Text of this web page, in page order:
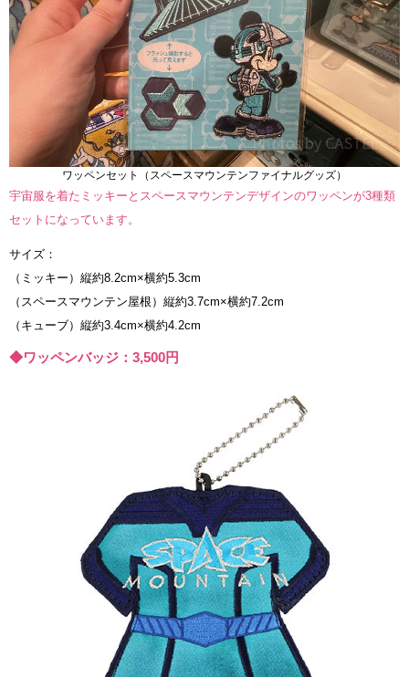
ワッペンセット（スペースマウンテンファイナルグッズ）
宇宙服を着たミッキーとスペースマウンテンデザインのワッペンが3種類
セットになっています。
サイズ：
（ミッキー）縦約8.2cm×横約5.3cm
（スペースマウンテン屋根）縦約3.7cm×横約7.2cm
（キューブ）縦約3.4cm×横約4.2cm
◆ワッペンバッジ：3,500円